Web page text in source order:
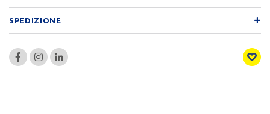
SPEDIZIONE